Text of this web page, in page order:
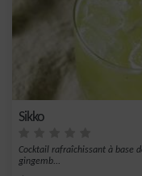
Sikko
Cocktail rafraîchissant à base
gingemb...